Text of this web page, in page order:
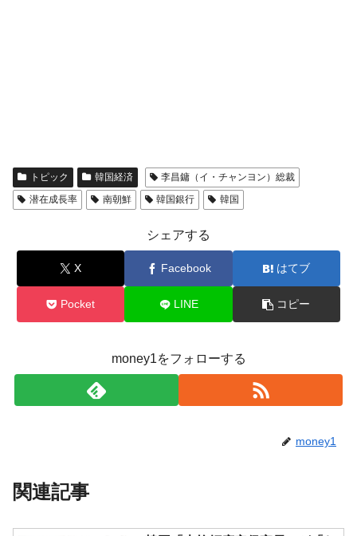
トピック 韓国経済
李昌鏞（イ・チャンヨン）総裁
潜在成長率
南朝鮮 韓国銀行 韓国
シェアする
X Facebook はてブ
Pocket LINE コピー
money1をフォローする
money1
関連記事